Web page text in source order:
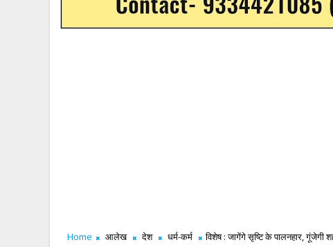
Home आलेख देश धर्म-कर्म विशेष : जागेंगे सृष्टि के पालनहार, गूंजेगी